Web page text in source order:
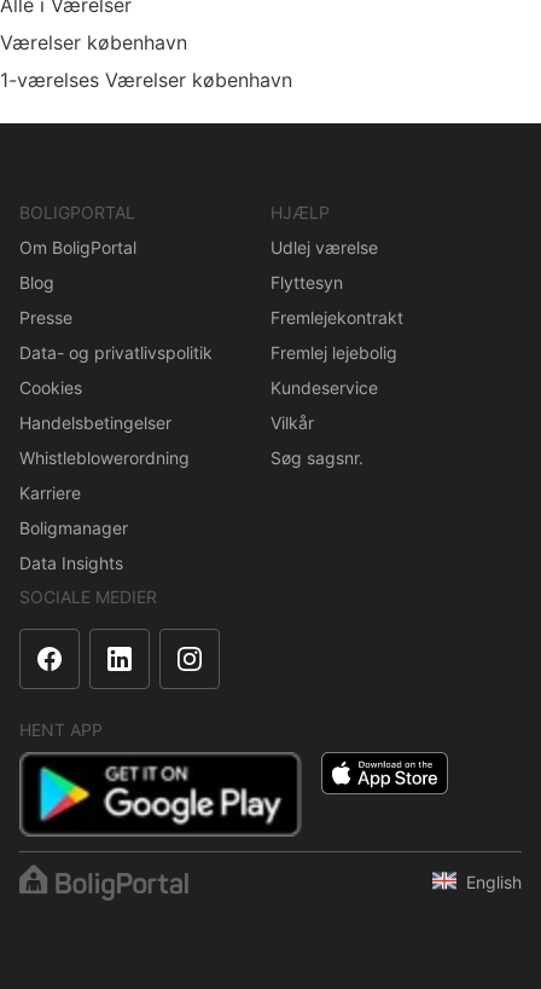
Alle i Værelser
Værelser københavn
1-værelses Værelser københavn
BOLIGPORTAL
Om BoligPortal
Blog
Presse
Data- og privatlivspolitik
Cookies
Handelsbetingelser
Whistleblowerordning
Karriere
Boligmanager
Data Insights
HJÆLP
Udlej værelse
Flyttesyn
Fremlejekontrakt
Fremlej lejebolig
Kundeservice
Vilkår
Søg sagsnr.
SOCIALE MEDIER
HENT APP
English